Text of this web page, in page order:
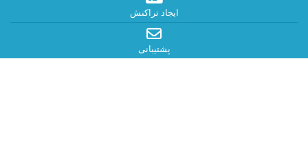
ایجاد تراکنش
پشتیبانی